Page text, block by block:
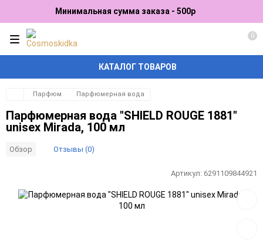
Минимальная сумма заказа - 500р
КАТАЛОГ ТОВАРОВ
0
Парфюм Парфюмерная вода
Парфюмерная вода "SHIELD ROUGE 1881"
unisex Mirada, 100 мл
Обзор Отзывы (0)
Артикул: 6291109844921